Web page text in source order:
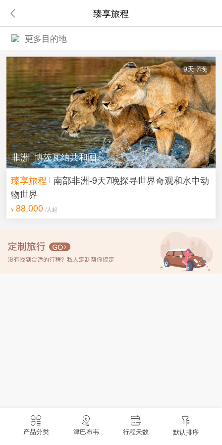
臻享旅程
9天 7晚
非洲 博茨瓦纳共和国
臻享旅程 南部非洲-9天7晚探寻世界奇观和水中动
物世界
¥ 88,000 /人起
产品分类 津巴布韦 行程天数 默认排序